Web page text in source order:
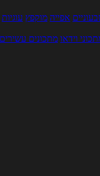
אפייה מוקפץ עוגיות
וידאו מתכונים עשירים